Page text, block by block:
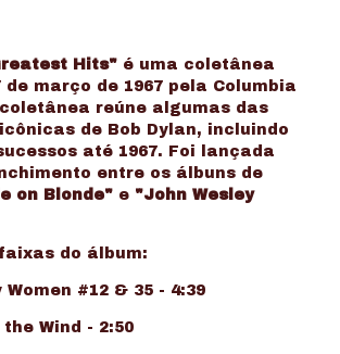
Hits" é uma coletânea
de março de 1967 pela Columbia
reúne algumas das
de Bob Dylan, incluindo
até 1967. Foi lançada
entre os álbuns de
on Blonde" e "John Wesley
do álbum:
Women #12 & 35 - 4:39
Wind - 2:50